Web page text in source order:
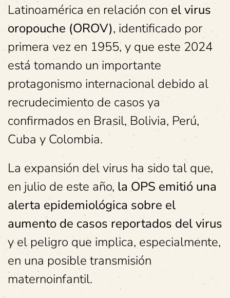
Latinoamérica en relación con el virus
oropouche (OROV), identificado por
primera vez en 1955, y que este 2024
está tomando un importante
protagonismo internacional debido al
recrudecimiento de casos ya
confirmados en Brasil, Bolivia, Perú,
Cuba y Colombia.
La expansión del virus ha sido tal que,
en julio de este año, la OPS emitió una
alerta epidemiológica sobre el
aumento de casos reportados del virus
y el peligro que implica, especialmente,
en una posible transmisión
maternoinfantil.